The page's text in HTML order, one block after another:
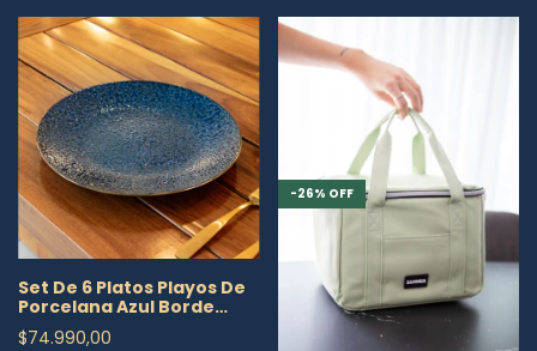
Set De 6 Platos Playos De
Porcelana Azul Borde
Dorado
$74.990,00
-26% OFF